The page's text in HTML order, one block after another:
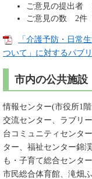
ご意見の提出者
ご意見の数 2件
「介護予防・日常
ついて」に対するパブ
市内の公共施設
情報センター(市役所1
交流センター、ラブリ
台コミュニティセンタ
ター、福祉センター錦
も・子育て総合センタ
市民総合体育館、滝畑